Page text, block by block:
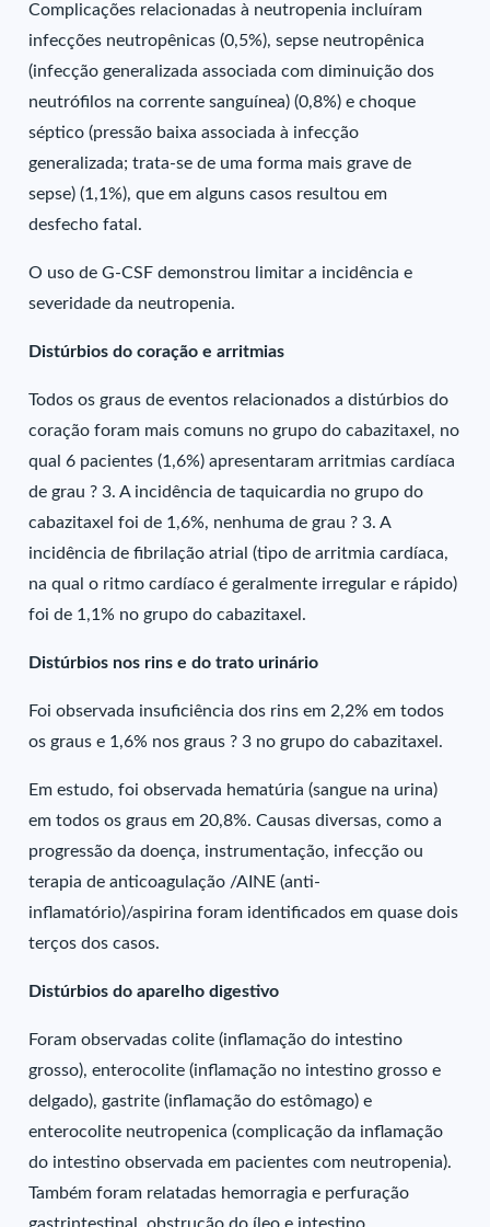
Complicações relacionadas à neutropenia incluíram
infecções neutropênicas (0,5%), sepse neutropênica
(infecção generalizada associada com diminuição dos
neutrófilos na corrente sanguínea) (0,8%) e choque
séptico (pressão baixa associada à infecção
generalizada; trata-se de uma forma mais grave de
sepse) (1,1%), que em alguns casos resultou em
desfecho fatal.
O uso de G-CSF demonstrou limitar a incidência e
severidade da neutropenia.
Distúrbios do coração e arritmias
Todos os graus de eventos relacionados a distúrbios do
coração foram mais comuns no grupo do cabazitaxel, no
qual 6 pacientes (1,6%) apresentaram arritmias cardíaca
de grau ? 3. A incidência de taquicardia no grupo do
cabazitaxel foi de 1,6%, nenhuma de grau ? 3. A
incidência de fibrilação atrial (tipo de arritmia cardíaca,
na qual o ritmo cardíaco é geralmente irregular e rápido)
foi de 1,1% no grupo do cabazitaxel.
Distúrbios nos rins e do trato urinário
Foi observada insuficiência dos rins em 2,2% em todos
os graus e 1,6% nos graus ? 3 no grupo do cabazitaxel.
Em estudo, foi observada hematúria (sangue na urina)
em todos os graus em 20,8%. Causas diversas, como a
progressão da doença, instrumentação, infecção ou
terapia de anticoagulação /AINE (anti-
inflamatório)/aspirina foram identificados em quase dois
terços dos casos.
Distúrbios do aparelho digestivo
Foram observadas colite (inflamação do intestino
grosso), enterocolite (inflamação no intestino grosso e
delgado), gastrite (inflamação do estômago) e
enterocolite neutropenica (complicação da inflamação
do intestino observada em pacientes com neutropenia).
Também foram relatadas hemorragia e perfuração